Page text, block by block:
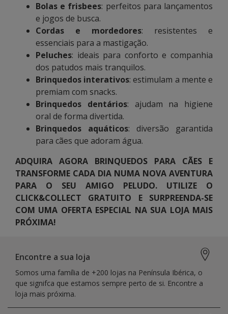
Bolas e frisbees: perfeitos para lançamentos
e jogos de busca.
Cordas e mordedores: resistentes e
essenciais para a mastigação.
Peluches: ideais para conforto e companhia
dos patudos mais tranquilos.
Brinquedos interativos: estimulam a mente e
premiam com snacks.
Brinquedos dentários: ajudam na higiene
oral de forma divertida.
Brinquedos aquáticos: diversão garantida
para cães que adoram água.
ADQUIRA AGORA BRINQUEDOS PARA CÃES E
TRANSFORME CADA DIA NUMA NOVA AVENTURA
PARA O SEU AMIGO PELUDO. UTILIZE O
CLICK&COLLECT GRATUITO E SURPREENDA-SE
COM UMA OFERTA ESPECIAL NA SUA LOJA MAIS
PRÓXIMA!
Encontre a sua loja
Somos uma família de +200 lojas na Península Ibérica, o
que signifca que estamos sempre perto de si. Encontre a
loja mais próxima.